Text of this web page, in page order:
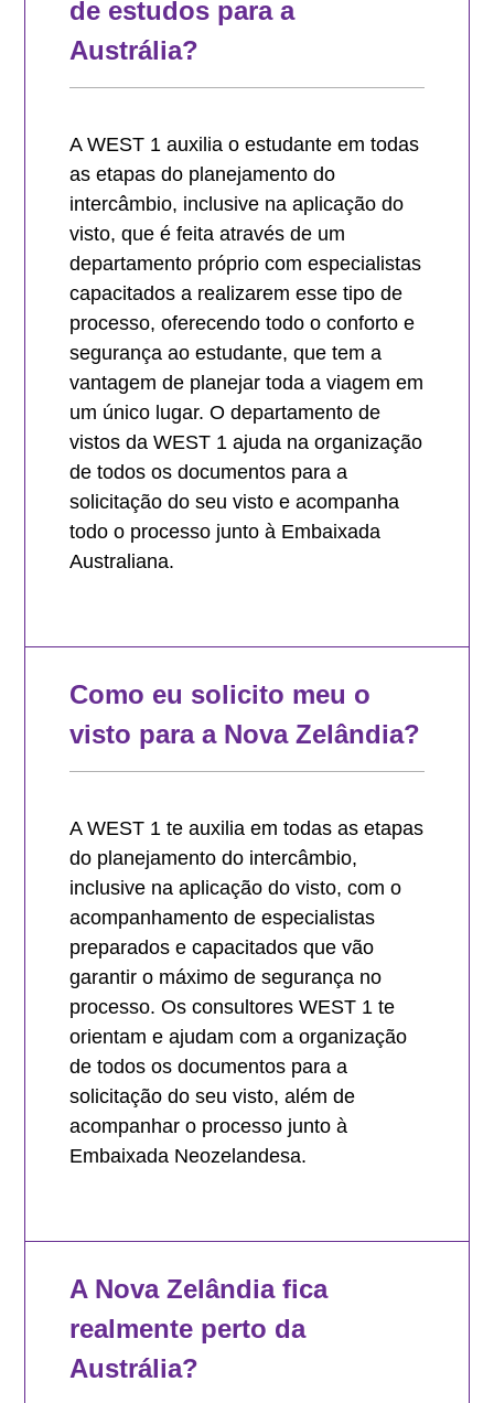
de estudos para a
Austrália?
A WEST 1 auxilia o estudante em todas
as etapas do planejamento do
intercâmbio, inclusive na aplicação do
visto, que é feita através de um
departamento próprio com especialistas
capacitados a realizarem esse tipo de
processo, oferecendo todo o conforto e
segurança ao estudante, que tem a
vantagem de planejar toda a viagem em
um único lugar. O departamento de
vistos da WEST 1 ajuda na organização
de todos os documentos para a
solicitação do seu visto e acompanha
todo o processo junto à Embaixada
Australiana.
Como eu solicito meu o
visto para a Nova Zelândia?
A WEST 1 te auxilia em todas as etapas
do planejamento do intercâmbio,
inclusive na aplicação do visto, com o
acompanhamento de especialistas
preparados e capacitados que vão
garantir o máximo de segurança no
processo. Os consultores WEST 1 te
orientam e ajudam com a organização
de todos os documentos para a
solicitação do seu visto, além de
acompanhar o processo junto à
Embaixada Neozelandesa.
A Nova Zelândia fica
realmente perto da
Austrália?